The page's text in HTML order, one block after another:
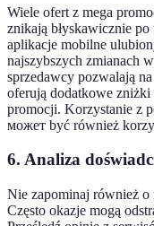
Wiele ofert z mega
znikają błyskawicznie
aplikacje mobilne
najszybszych zmianach
sprzedawcy pozwalają
oferują dodatkowe
promocji. Korzystanie z
может być również
6. Analiza
Nie zapominaj również
Często okazje mogą